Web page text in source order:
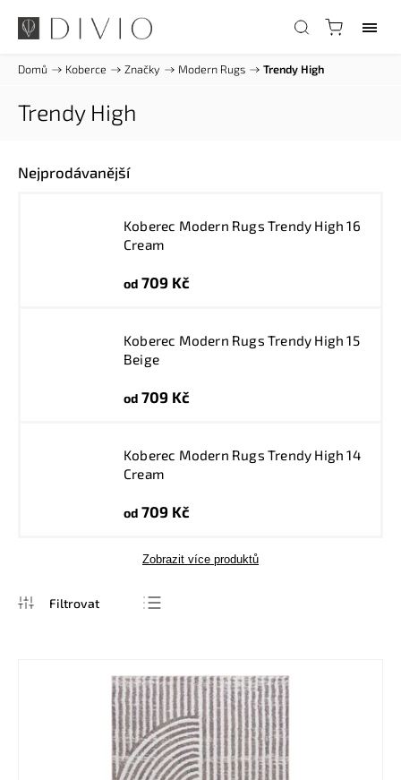
Domů / Koberce / Značky / Modern Rugs / Trendy High
Trendy High
Nejprodávanější
Koberec Modern Rugs Trendy High 16
Cream
od 709 Kč
Koberec Modern Rugs Trendy High 15
Beige
od 709 Kč
Koberec Modern Rugs Trendy High 14
Cream
od 709 Kč
Zobrazit více produktů
Nejdražší
Abecedně